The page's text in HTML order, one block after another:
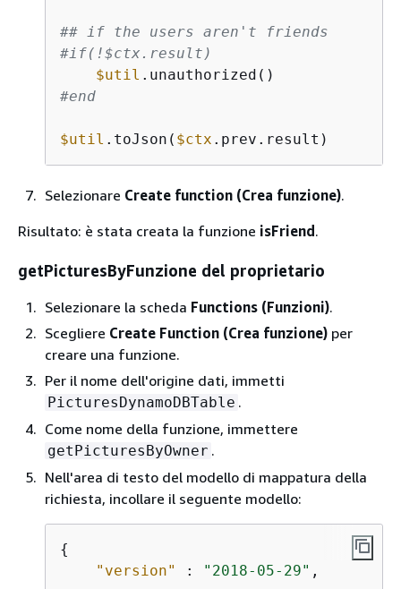
## if the users aren't friends
#if(!$ctx.result)
$util
#end
$util .toJson( $ctx .prev.result)
Selezionare Create function (Crea funzione).
Risultato: è stata creata la funzione isFriend.
getPicturesByFunzione del proprietario
Selezionare la scheda Functions (Funzioni).
Scegliere Create Function (Crea funzione) per
creare una funzione.
Per il nome dell'origine dati, immetti
PicturesDynamoDBTable .
Come nome della funzione, immettere
getPicturesByOwner .
Nell'area di testo del modello di mappatura della
richiesta, incollare il seguente modello:
{
"version"
: "2018-05-29" ,